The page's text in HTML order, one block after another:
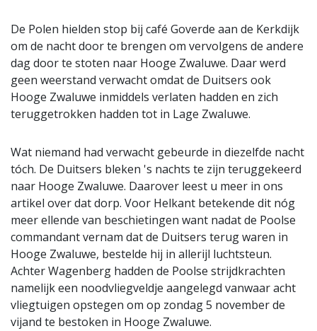
De Polen hielden stop bij café Goverde aan de Kerkdijk
om de nacht door te brengen om vervolgens de andere
dag door te stoten naar Hooge Zwaluwe. Daar werd
geen weerstand verwacht omdat de Duitsers ook
Hooge Zwaluwe inmiddels verlaten hadden en zich
teruggetrokken hadden tot in Lage Zwaluwe.
Wat niemand had verwacht gebeurde in diezelfde nacht
tóch. De Duitsers bleken 's nachts te zijn teruggekeerd
naar Hooge Zwaluwe. Daarover leest u meer in ons
artikel over dat dorp. Voor Helkant betekende dit nóg
meer ellende van beschietingen want nadat de Poolse
commandant vernam dat de Duitsers terug waren in
Hooge Zwaluwe, bestelde hij in allerijl luchtsteun.
Achter Wagenberg hadden de Poolse strijdkrachten
namelijk een noodvliegveldje aangelegd vanwaar acht
vliegtuigen opstegen om op zondag 5 november de
vijand te bestoken in Hooge Zwaluwe.